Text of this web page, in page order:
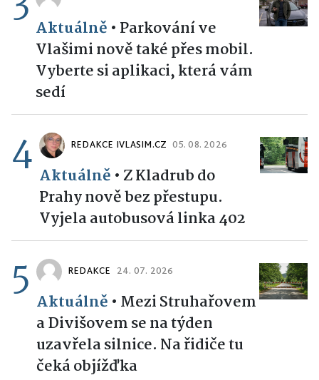
Aktuálně • Parkování ve
Vlašimi nově také přes mobil.
Vyberte si aplikaci, která vám
sedí
4 REDAKCE IVLASIM.CZ 05. 08. 2026
Aktuálně • Z Kladrub do
Prahy nově bez přestupu.
Vyjela autobusová linka 402
5 REDAKCE 24. 07. 2026
Aktuálně • Mezi Struhařovem
a Divišovem se na týden
uzavřela silnice. Na řidiče tu
čeká objížďka